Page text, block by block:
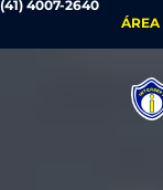
(41) 4007-2640
ÁREA